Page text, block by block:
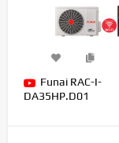
Funai RAC-I-
DA35HP.D01